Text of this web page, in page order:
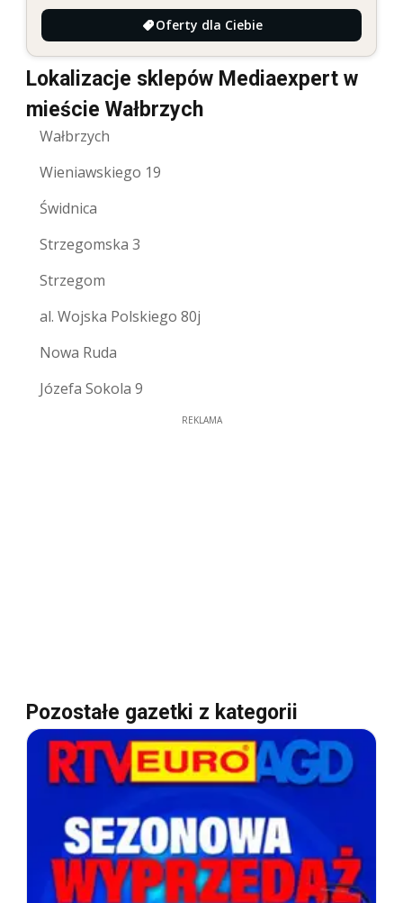
Oferty dla Ciebie
Lokalizacje sklepów Mediaexpert w
mieście Wałbrzych
Wałbrzych
Wieniawskiego 19
Świdnica
Strzegomska 3
Strzegom
al. Wojska Polskiego 80j
Nowa Ruda
Józefa Sokola 9
REKLAMA
Pozostałe gazetki z kategorii